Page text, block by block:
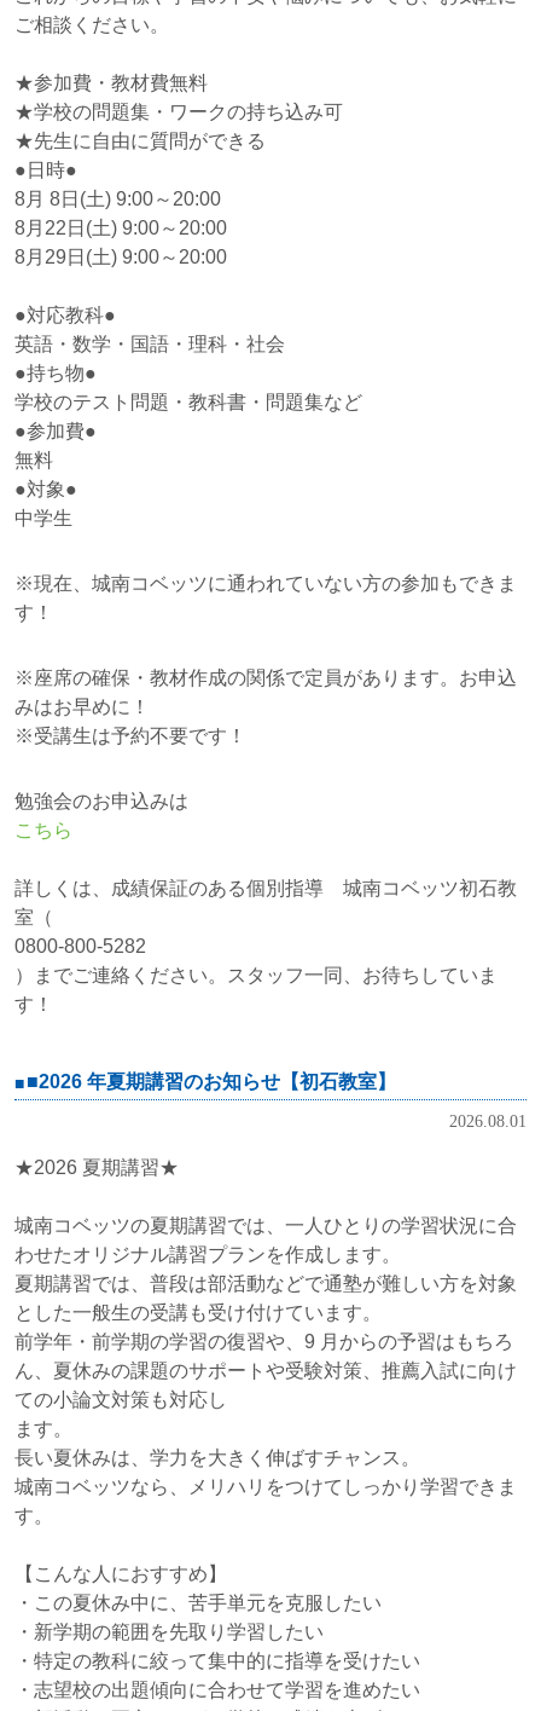
ご相談ください。
★参加費・教材費無料
★学校の問題集・ワークの持ち込み可
★先生に自由に質問ができる
●日時●
8月 8日(土) 9:00～20:00
8月22日(土) 9:00～20:00
8月29日(土) 9:00～20:00
●対応教科●
英語・数学・国語・理科・社会
●持ち物●
学校のテスト問題・教科書・問題集など
●参加費●
無料
●対象●
中学生
※現在、城南コベッツに通われていない方の参加もできま
す！
※座席の確保・教材作成の関係で定員があります。お申込
みはお早めに！
※受講生は予約不要です！
勉強会のお申込みは
こちら
詳しくは、成績保証のある個別指導 城南コベッツ初石教
室（
0800-800-5282
）までご連絡ください。スタッフ一同、お待ちしていま
す！
■2026 年夏期講習のお知らせ【初石教室】
2026.08.01
★2026 夏期講習★
城南コベッツの夏期講習では、一人ひとりの学習状況に合
わせたオリジナル講習プランを作成します。
夏期講習では、普段は部活動などで通塾が難しい方を対象
とした一般生の受講も受け付けています。
前学年・前学期の学習の復習や、9 月からの予習はもちろ
ん、夏休みの課題のサポートや受験対策、推薦入試に向け
ての小論文対策も対応し
ます。
長い夏休みは、学力を大きく伸ばすチャンス。
城南コベッツなら、メリハリをつけてしっかり学習できま
す。
【こんな人におすすめ】
・この夏休み中に、苦手単元を克服したい
・新学期の範囲を先取り学習したい
・特定の教科に絞って集中的に指導を受けたい
・志望校の出題傾向に合わせて学習を進めたい